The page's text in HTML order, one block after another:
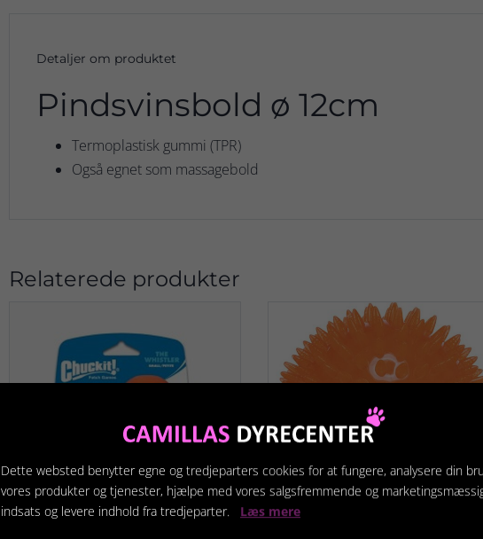
Detaljer om produktet
Pindsvinsbold ø 12cm
Termoplastisk gummi (TPR)
Også egnet som massagebold
Relaterede produkter
Dette websted benytter egne og tredjeparters cookies for at fungere, analysere din
vores produkter og tjenester, hjælpe med vores salgsfremmende og
indsats og levere indhold fra tredjeparter. Læs mere